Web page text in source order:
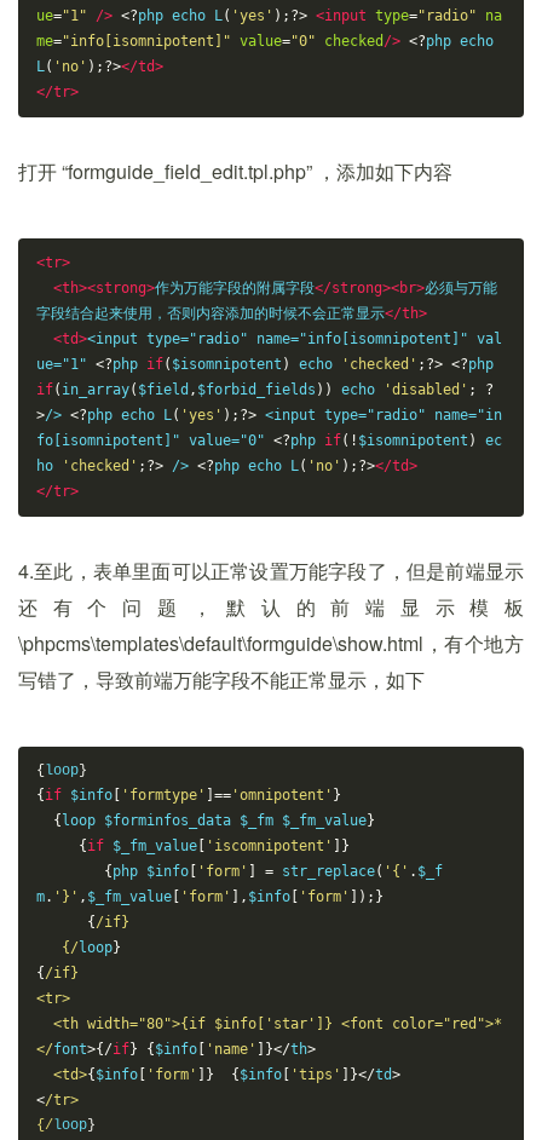
ue="1" /> <?php echo L( 'yes' );?> <input type="radio"
na
me="info[isomnipotent]" value="0" checked /> <?php echo
L( 'no' );?></td>
</tr>
打开 “formguide_field_edit.tpl.php” ，添加如下内容
<tr>
<th><strong>作为万能字段的附属字段</strong><br>必须与万能
字段结合起来使用，否则内容添加的时候不会正常显示</th>
<td><input type="radio" name="info[isomnipotent]" val
ue="1" <?php if( $isomnipotent ) echo 'checked' ;?> <?
if( in_array( $field , $forbid_fields )) echo 'disabled' ;
?
>/> <?php echo L( 'yes' );?> <input type="radio" name="in
fo[isomnipotent]" value="0" <?php if(! $isomnipotent )
ec
ho
'checked' ;?> /> <?php echo L( 'no' );?></td>
</tr>
4.至此，表单里面可以正常设置万能字段了，但是前端显示
还有个问题，默认的前端显示模板
\phpcms\templates\default\formguide\show.html，有个地方
写错了，导致前端万能字段不能正常显示，如下
{ loop }
{ if $info 'formtype' ]== 'omnipotent' }
{ loop $forminfos_data $_fm $_fm_value}
{ if $_fm_value 'iscomnipotent'
]}
{ php $info 'form' = str_replace( '{' . $_f
m. '}' , $_fm_value 'form' ], $info 'form'
]);}
{ /if}
{/ loop}
{ /if}
<tr>
<th width="80">{if $info['star']} <font color="red">*
</font>{/if} { $info 'name' ]}</th>
<td>{ $info 'form' ]} { $info 'tips' ]}</td>
</tr>
{/ loop }